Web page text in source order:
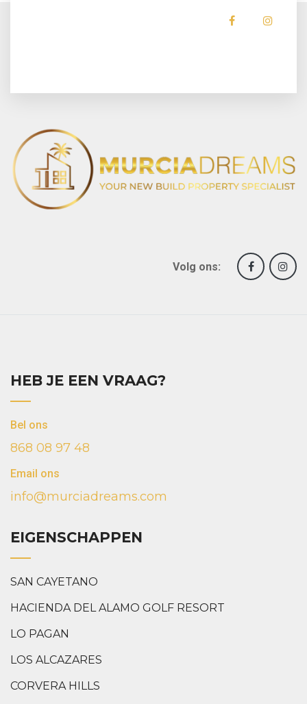
Volg ons:
HEB JE EEN VRAAG?
Bel ons
868 08 97 48
Email ons
info@murciadreams.com
EIGENSCHAPPEN
SAN CAYETANO
HACIENDA DEL ALAMO GOLF RESORT
LO PAGAN
LOS ALCAZARES
CORVERA HILLS